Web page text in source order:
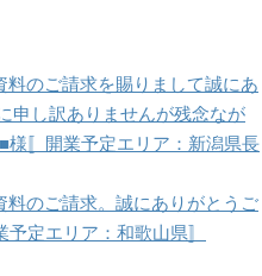
料のご請求を賜りまして誠にあ
申し訳ありませんが残念なが
様〚開業予定エリア：新潟県長
料のご請求。誠にありがとうご
定エリア：和歌山県〛